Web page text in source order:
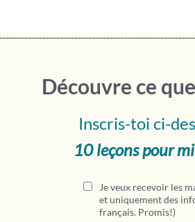
Découvre ce
Inscris-toi ci-
10 leçons pour
Je veux recevoir les
et uniquement des
français. Promis!)